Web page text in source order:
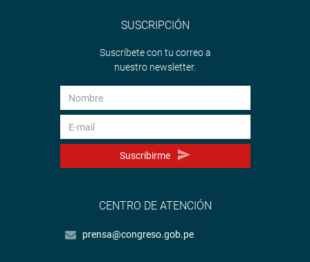
SUSCRIPCIÓN
Suscríbete con tu correo a
nuestro newsletter.
Suscribirme
CENTRO DE ATENCIÓN
prensa@congreso.gob.pe